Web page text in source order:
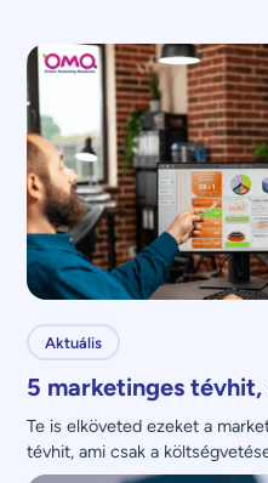
Aktuális
5 marketinges
Te is elköveted ezeket a
tévhit, ami csak a
nem növeli.